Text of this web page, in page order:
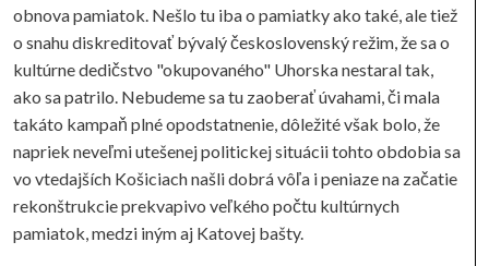
obnova pamiatok. Nešlo tu iba o pamiatky ako také, ale tiež
o snahu diskreditovať bývalý československý režim, že sa o
kultúrne dedičstvo "okupovaného" Uhorska nestaral tak,
ako sa patrilo. Nebudeme sa tu zaoberať úvahami, či mala
takáto kampaň plné opodstatnenie, dôležité však bolo, že
napriek neveľmi utešenej politickej situácii tohto obdobia sa
vo vtedajších Košiciach našli dobrá vôľa i peniaze na začatie
rekonštrukcie prekvapivo veľkého počtu kultúrnych
pamiatok, medzi iným aj Katovej bašty.